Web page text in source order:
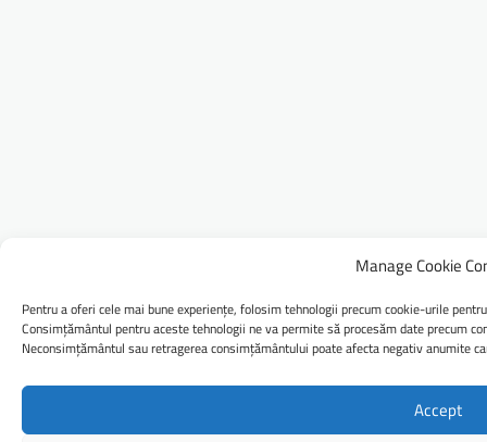
Manage Cookie
Pentru a oferi cele mai bune experiențe, folosim tehnologii precum cookie-urile
Consimțământul pentru aceste tehnologii ne va permite să procesăm date precum
Neconsimțământul sau retragerea consimțământului poate afecta negativ anumite
Accept